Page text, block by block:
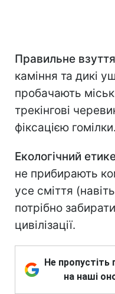
Правильне
каміння та дикі
пробачають
трекінгові
фіксацією гомілки.
Екологічний
не прибирають
усе сміття
потрібно
цивілізації.
Не пропустіть
на наші